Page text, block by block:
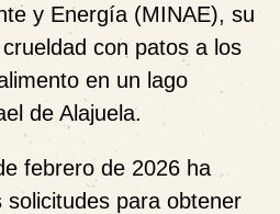
y Energía (MINAE), su
con patos a los
en un lago
de Alajuela.
febrero de 2026 ha
solicitudes para obtener